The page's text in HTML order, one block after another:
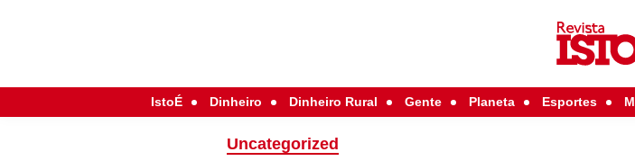
IstoÉ Dinheiro Dinheiro Rural Gente Planeta Esportes
Uncategorized